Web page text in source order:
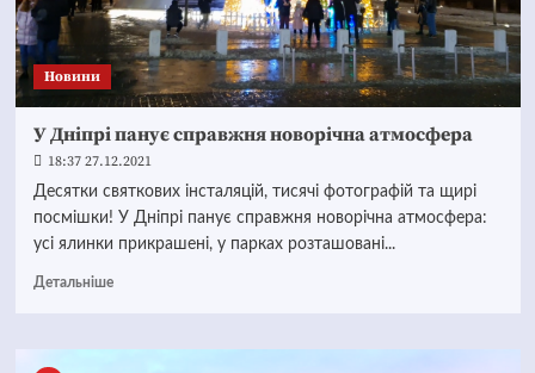
Новини
У Дніпрі панує справжня новорічна атмосфера
18:37 27.12.2021
Десятки святкових інсталяцій, тисячі фотографій та щирі
посмішки! У Дніпрі панує справжня новорічна атмосфера:
усі ялинки прикрашені, у парках розташовані...
Детальніше